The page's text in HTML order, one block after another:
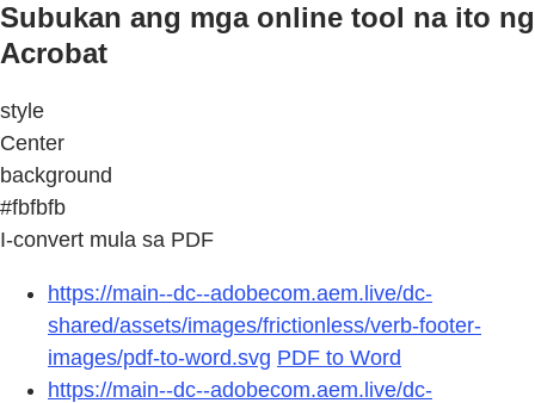
Subukan ang mga online tool na ito ng
Acrobat
style
Center
background
#fbfbfb
I-convert mula sa PDF
https://main--dc--adobecom.aem.live/dc-
shared/assets/images/frictionless/verb-footer-
images/pdf-to-word.svg PDF to Word
https://main--dc--adobecom.aem.live/dc-